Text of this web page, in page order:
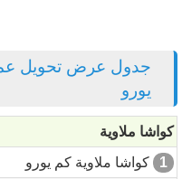
جدول عرض تحويل
يورو
كواشا ملاوية
1
كواشا ملاوية كم يورو